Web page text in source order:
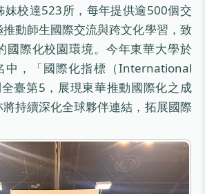
妹校達523所，每年提供逾500個交
動師生國際交流與跨文化學習，致
國際化校園環境。今年東華大學於
中，「國際化指標（International
臺第5，展現東華推動國際化之成
持續深化全球夥伴連結，拓展國際